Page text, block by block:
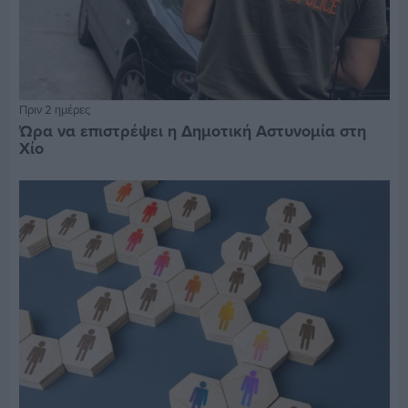
Πριν 2 ημέρες
Ώρα να επιστρέψει η Δημοτική Αστυνομία στη
Χίο